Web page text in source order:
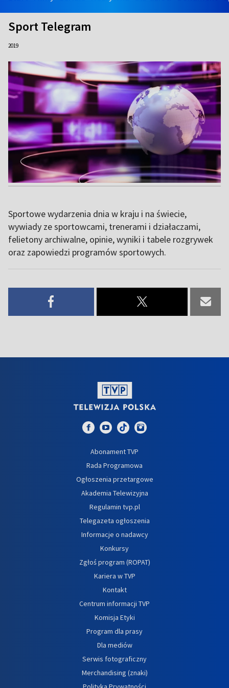
Sport Telegram
2019
Sportowe wydarzenia dnia w kraju i na świecie,
wywiady ze sportowcami, trenerami i działaczami,
felietony archiwalne, opinie, wyniki i tabele rozgrywek
oraz zapowiedzi programów sportowych.
Abonament TVP
Rada Programowa
Ogłoszenia przetargowe
Akademia Telewizyjna
Regulamin tvp.pl
Telegazeta ogłoszenia
Informacje o nadawcy
Konkursy
Zgłoś program (ROPAT)
Kariera w TVP
Kontakt
Centrum informacji TVP
Komisja Etyki
Program dla prasy
Dla mediów
Serwis fotograficzny
Merchandising (znaki)